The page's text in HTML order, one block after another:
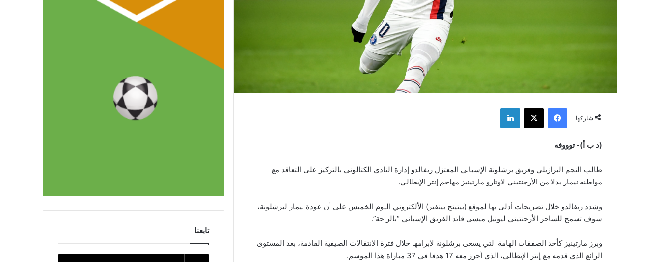
شاركها
فيسبوك ‫X لينكدإن
(د ب أ)- توووفه
طالب النجم البرازيلي وفريق برشلونة الإسباني المعتزل ريفالدو إدارة النادي الكتالوني بالتركيز على التعاقد مع
مواطنه نيمار بدلا من الأرجنتيني لاوتارو مارتينيز مهاجم إنتر الإيطالي.
وشدد ريفالدو خلال تصريحات أدلى بها لموقع (بيتينج بيتفير) الألكتروني اليوم الخميس على أن عودة نيمار لبرشلونة،
سوف تسمح للساحر الأرجنتيني ليونيل ميسي قائد الفريق الإسباني “بالراحة”.
وبرز مارتينيز كأحد الصفقات الهامة التي يسعى برشلونة لإبرامها خلال فترة الانتقالات الصيفية القادمة، بعد المستوى
الرائع الذي قدمه مع إنتر الإيطالي، الذي أحرز معه 17 هدفا في 37 مباراة هذا الموسم.
تابعنا